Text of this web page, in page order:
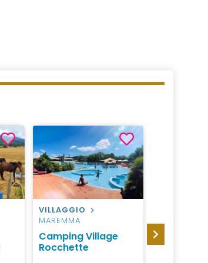
VILLAGGIO
MAREMMA
Camping Village
Rocchette
Gitavillage
Gabbiano